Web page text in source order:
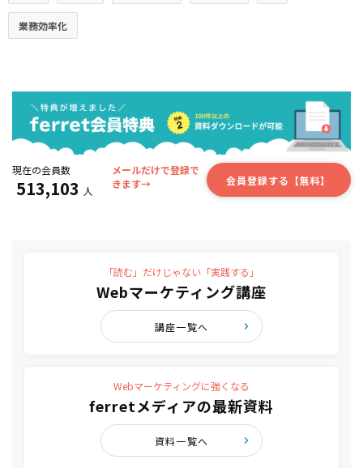
業務効率化
現在の会員数
513,103 人
メールだけで登録で
きます→
会員登録する【無料】
「読む」だけじゃない「実践する」
Webマーケティング講座
講座一覧へ
Webマーケティングに強くなる
ferretメディアの最新資料
資料一覧へ